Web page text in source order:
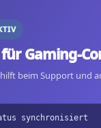
Gaming-
beim Support und
synchronisiert